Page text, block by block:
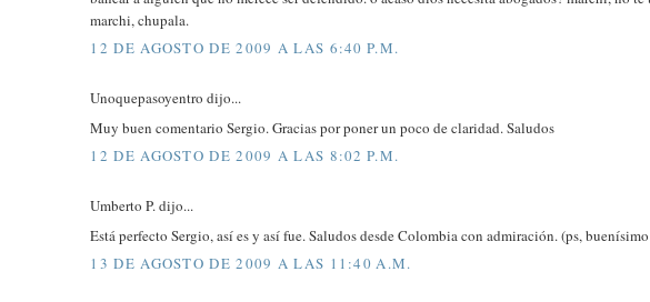
marchi, chupala.
12 DE AGOSTO DE 2009 A LAS 6:40 P.M.
Unoquepasoyentro dijo...
Muy buen comentario Sergio. Gracias por poner un poco de claridad. Saludos
12 DE AGOSTO DE 2009 A LAS 8:02 P.M.
Umberto P. dijo...
Está perfecto Sergio, así es y así fue. Saludos desde Colombia con admiración. (ps,
13 DE AGOSTO DE 2009 A LAS 11:40 A.M.